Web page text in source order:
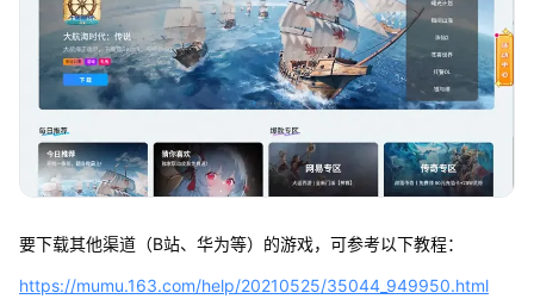
要下载其他渠道（B站、华为等）的游戏，可参考以下教程：
https://mumu.163.com/help/20210525/35044_949950.html